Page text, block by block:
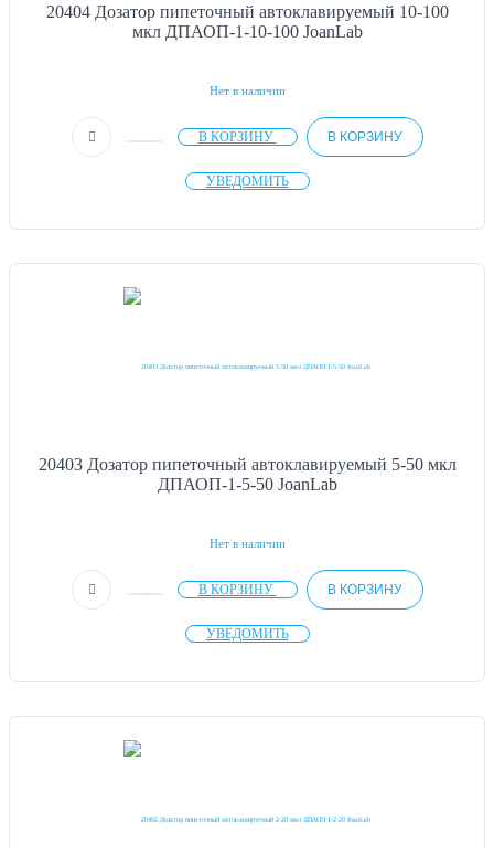
20404 Дозатор пипеточный автоклавируемый 10-100
мкл ДПАОП-1-10-100 JoanLab
Нет в наличии
В КОРЗИНУ В КОРЗИНУ
УВЕДОМИТЬ
20403 Дозатор пипеточный автоклавируемый 5-50 мкл
ДПАОП-1-5-50 JoanLab
Нет в наличии
В КОРЗИНУ В КОРЗИНУ
УВЕДОМИТЬ